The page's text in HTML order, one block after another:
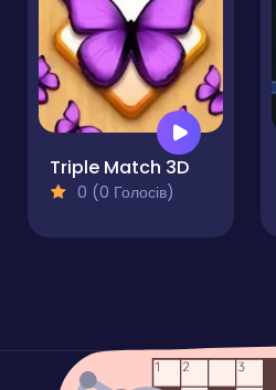
Triple Match 3D
0 (0 Голосів)